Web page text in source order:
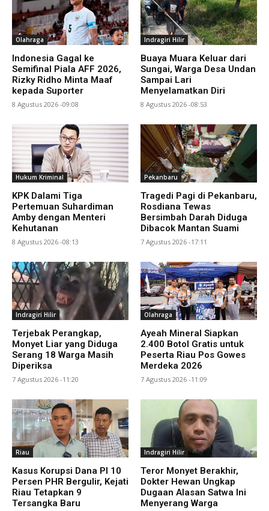
Olahraga
Indonesia Gagal ke
Semifinal Piala AFF 2026,
Rizky Ridho Minta Maaf
kepada Suporter
8 Agustus 2026 -09:08
Indragiri Hilir
Buaya Muara Keluar dari
Sungai, Warga Desa Undan
Sampai Lari
Menyelamatkan Diri
8 Agustus 2026 -08:53
Hukum Kriminal
KPK Dalami Tiga
Pertemuan Suhardiman
Amby dengan Menteri
Kehutanan
8 Agustus 2026 -08:13
Pekanbaru
Tragedi Pagi di Pekanbaru,
Rosdiana Tewas
Bersimbah Darah Diduga
Dibacok Mantan Suami
7 Agustus 2026 -17:11
Indragiri Hilir
Terjebak Perangkap,
Monyet Liar yang Diduga
Serang 18 Warga Masih
Diperiksa
7 Agustus 2026 -11:20
Olahraga
Ayeah Mineral Siapkan
2.400 Botol Gratis untuk
Peserta Riau Pos Gowes
Merdeka 2026
7 Agustus 2026 -11:09
Riau
Kasus Korupsi Dana PI 10
Persen PHR Bergulir, Kejati
Riau Tetapkan 9
Tersangka Baru
Indragiri Hilir
Teror Monyet Berakhir,
Dokter Hewan Ungkap
Dugaan Alasan Satwa Ini
Menyerang Warga